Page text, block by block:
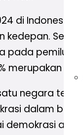
di Indonesia,
kedepan.
pemilu
merupakan
negara
dalam